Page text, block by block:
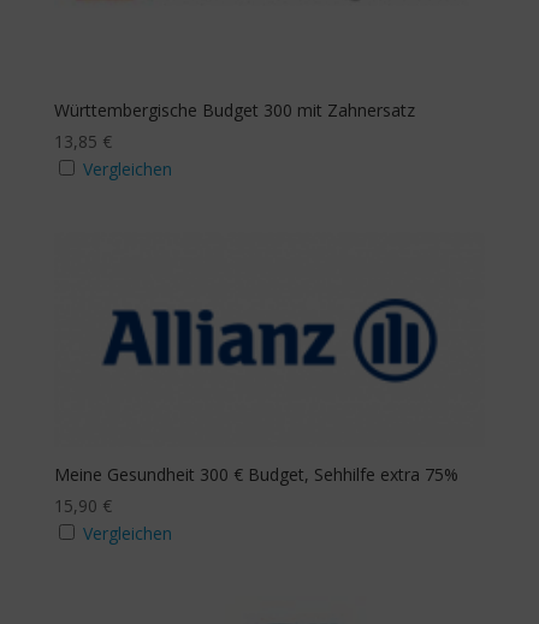
Württembergische Budget 300 mit Zahnersatz
13,85 €
Vergleichen
Meine Gesundheit 300 € Budget, Sehhilfe extra 75%
15,90 €
Vergleichen